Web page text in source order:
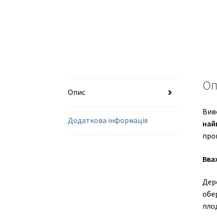
Опис
Додаткова інформація